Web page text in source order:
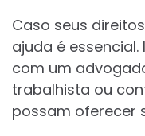
Caso seus
ajuda é
com um
trabalhista ou
possam oferecer